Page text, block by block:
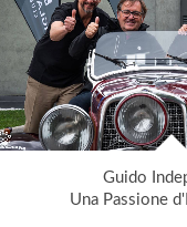
Guido
Una Passione